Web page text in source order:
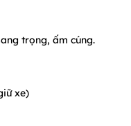
trọng, ấm cúng.
xe)